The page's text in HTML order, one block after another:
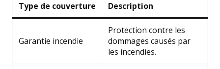
Type de couverture Description
Garantie incendie
Protection contre les
dommages causés par
les incendies.